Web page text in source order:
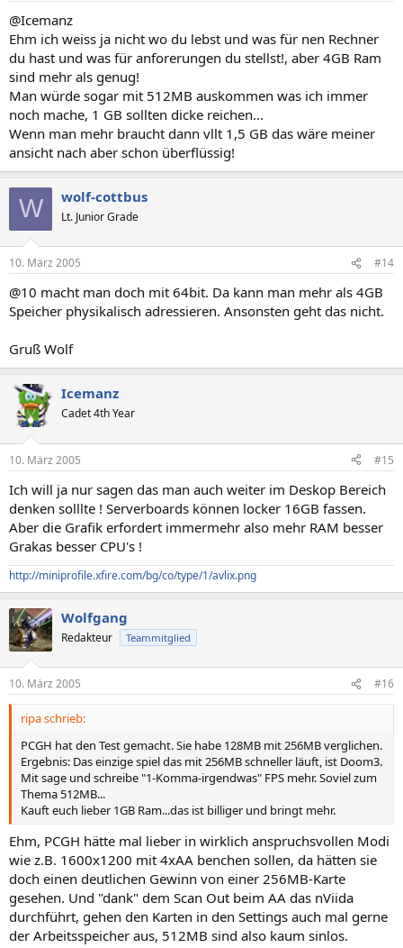
@Icemanz
Ehm ich weiss ja nicht wo du lebst und was für nen Rechner
du hast und was für anforerungen du stellst!, aber 4GB Ram
sind mehr als genug!
Man würde sogar mit 512MB auskommen was ich immer
noch mache, 1 GB sollten dicke reichen...
Wenn man mehr braucht dann vllt 1,5 GB das wäre meiner
ansicht nach aber schon überflüssig!
W wolf-cottbus
Lt. Junior Grade
10. März 2005 #14
@10 macht man doch mit 64bit. Da kann man mehr als 4GB
Speicher physikalisch adressieren. Ansonsten geht das nicht.
Gruß Wolf
Icemanz
Cadet 4th Year
10. März 2005 #15
Ich will ja nur sagen das man auch weiter im Deskop Bereich
denken solllte ! Serverboards können locker 16GB fassen.
Aber die Grafik erfordert immermehr also mehr RAM besser
Grakas besser CPU's !
http://miniprofile.xfire.com/bg/co/type/1/avlix.png
Wolfgang
Redakteur Teammitglied
10. März 2005 #16
ripa schrieb:
PCGH hat den Test gemacht. Sie habe 128MB mit 256MB verglichen.
Ergebnis: Das einzige spiel das mit 256MB schneller läuft, ist Doom3.
Mit sage und schreibe "1-Komma-irgendwas" FPS mehr. Soviel zum
Thema 512MB...
Kauft euch lieber 1GB Ram...das ist billiger und bringt mehr.
Ehm, PCGH hätte mal lieber in wirklich anspruchsvollen Modi
wie z.B. 1600x1200 mit 4xAA benchen sollen, da hätten sie
doch einen deutlichen Gewinn von einer 256MB-Karte
gesehen. Und "dank" dem Scan Out beim AA das nViida
durchführt, gehen den Karten in den Settings auch mal gerne
der Arbeitsspeicher aus, 512MB sind also kaum sinlos.